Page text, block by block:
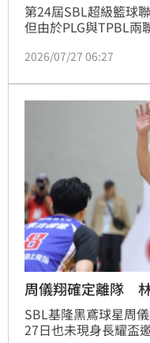
第24屆SBL超級籃球
但由於PLG與TPBL兩
也指出，相關辦法與
2026/07/27 06:27
周儀翔確定離隊
SBL基隆黑鳶球星周
27日也未現身長耀盃